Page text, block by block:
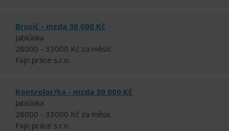
Brusič - mzda 30 000 Kč
Jablůnka
28000 - 33000 Kč za měsíc
Fajn práce s.r.o.
Kontrolor/ka - mzda 30 000 Kč
Jablůnka
28000 - 33000 Kč za měsíc
Fajn práce s.r.o.